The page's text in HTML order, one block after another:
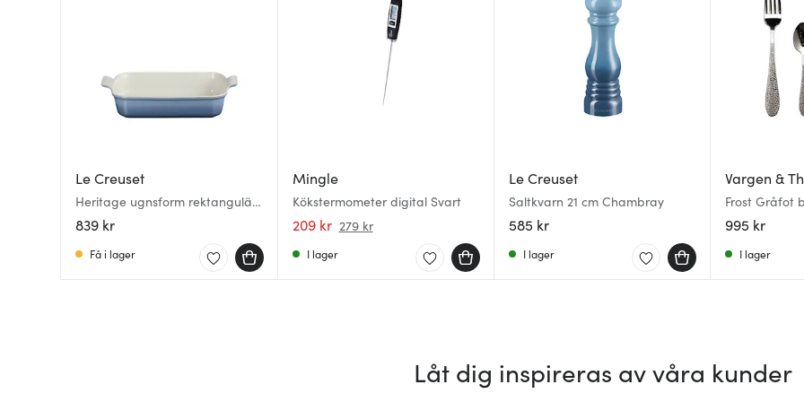
Le Creuset
Heritage ugnsform rektangulär
32 cm Chambray
839 kr
Få i lager
Mingle
Kökstermometer digital Svart
209 kr 279 kr
I lager
Le Creuset
Saltkvarn 21 cm Chambray
585 kr
I lager
Vargen &
Frost Gråfot
stål
995 kr
I lager
Låt dig inspireras av våra kunder